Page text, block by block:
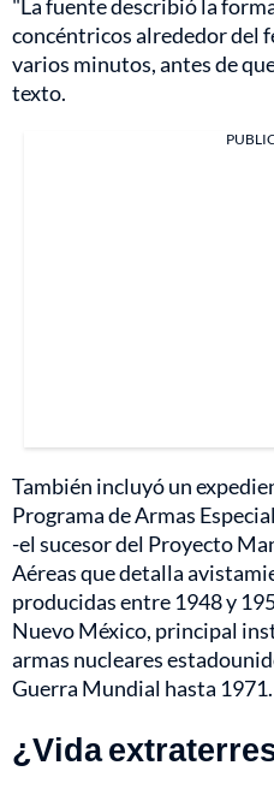
"La fuente describió la
concéntricos alrededor del
varios minutos, antes de
texto.
También incluyó un
Programa de Armas
-el sucesor del Proyecto
Aéreas que detalla
producidas entre 1948 y
Nuevo México, principal
armas nucleares
Guerra Mundial hasta 1971.
¿Vida